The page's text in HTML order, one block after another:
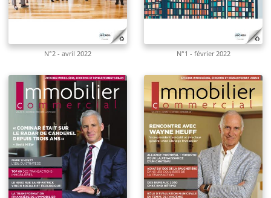
N°2 - avril 2022 N°1 - février 2022